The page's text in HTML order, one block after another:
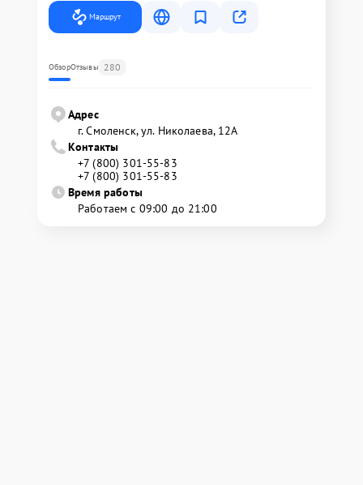
Маршрут
ОбзорОтзывы 280
Адрес
г. Смоленск, ул. Николаева, 12А
Контакты
+7 (800) 301-55-83
+7 (800) 301-55-83
Время работы
Работаем с 09:00 до 21:00